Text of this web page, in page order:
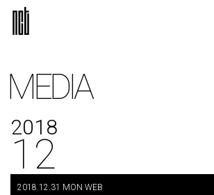
MEDIA
2018
12
2018.12.31 MON WEB